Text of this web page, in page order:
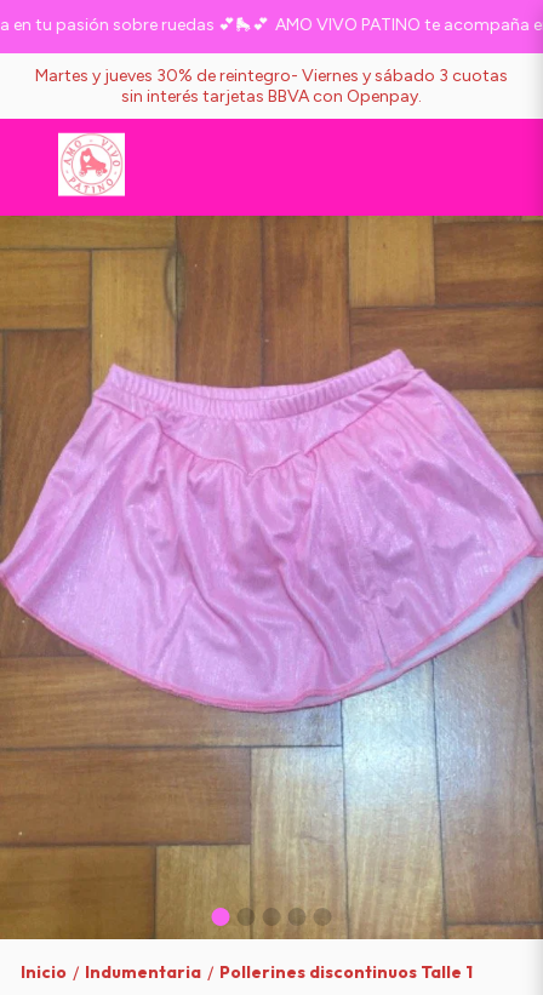
tu pasión sobre ruedas 💕🛼💕 AMO VIVO PATINO te acompaña
Martes y jueves 30% de reintegro- Viernes y sábado 3 cuotas
sin interés tarjetas BBVA con Openpay.
Inicio / Indumentaria / Pollerines discontinuos Talle 1